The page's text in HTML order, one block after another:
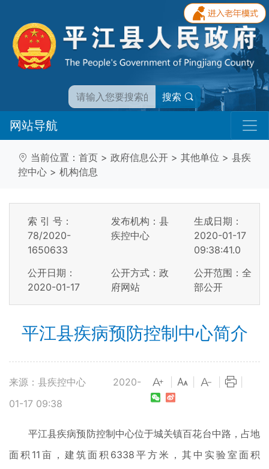
搜索
网站导航
当前位置： 首页 > 政府信息公开 > 其他单位 > 县疾
控中心 > 机构信息
索 引 号：
78/2020-
1650633
发布机构：县
疾控中心
生成日期：
2020-01-17
09:38:41.0
公开日期：
2020-01-17
公开方式：政
府网站
公开范围：全
部公开
平江县疾病预防控制中心简介
来源：县疾控中心
2020-
01-17 09:38
平江县疾病预防控制中心位于城关镇百花台中路，占地
面积11亩，建筑面积6338平方米，其中实验室面积